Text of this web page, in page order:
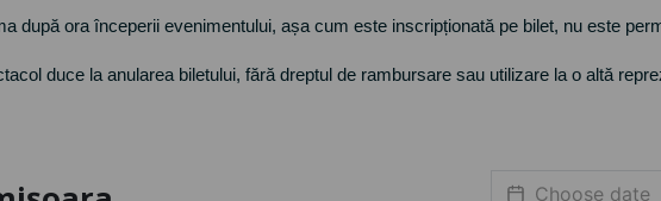
după ora începerii evenimentului, așa cum este inscripționată pe bilet, nu este
duce la anularea biletului, fără dreptul de rambursare sau utilizare la o altă